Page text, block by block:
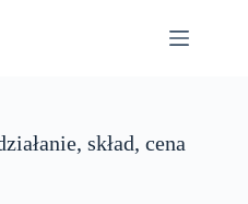
skład, cena